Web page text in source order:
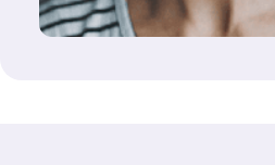
Especialização em Tecnologia
Assistiva | Especialização em